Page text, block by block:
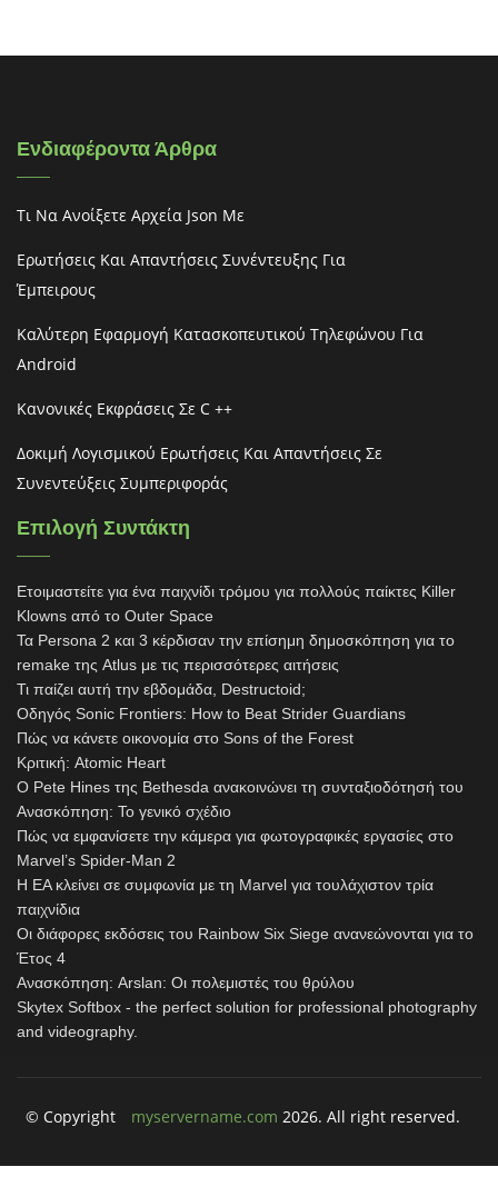
Ενδιαφέροντα Άρθρα
Τι Να Ανοίξετε Αρχεία Json Με
Ερωτήσεις Και Απαντήσεις Συνέντευξης Για
Έμπειρους
Καλύτερη Εφαρμογή Κατασκοπευτικού Τηλεφώνου Για
Android
Κανονικές Εκφράσεις Σε C ++
Δοκιμή Λογισμικού Ερωτήσεις Και Απαντήσεις Σε
Συνεντεύξεις Συμπεριφοράς
Επιλογή Συντάκτη
Ετοιμαστείτε για ένα παιχνίδι τρόμου για πολλούς παίκτες Killer
Klowns από το Outer Space
Τα Persona 2 και 3 κέρδισαν την επίσημη δημοσκόπηση για το
remake της Atlus με τις περισσότερες αιτήσεις
Τι παίζει αυτή την εβδομάδα, Destructoid;
Οδηγός Sonic Frontiers: How to Beat Strider Guardians
Πώς να κάνετε οικονομία στο Sons of the Forest
Κριτική: Atomic Heart
Ο Pete Hines της Bethesda ανακοινώνει τη συνταξιοδότησή του
Ανασκόπηση: Το γενικό σχέδιο
Πώς να εμφανίσετε την κάμερα για φωτογραφικές εργασίες στο
Marvel’s Spider-Man 2
Η EA κλείνει σε συμφωνία με τη Marvel για τουλάχιστον τρία
παιχνίδια
Οι διάφορες εκδόσεις του Rainbow Six Siege ανανεώνονται για το
Έτος 4
Ανασκόπηση: Arslan: Οι πολεμιστές του θρύλου
Skytex Softbox - the perfect solution for professional photography
and videography.
© Copyright myservername.com 2026. All right reserved.